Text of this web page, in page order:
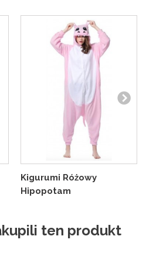
Kigurumi Różowy
Hipopotam
ten produkt